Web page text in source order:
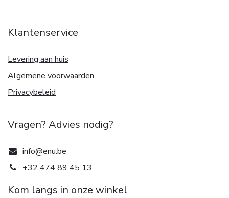
Klantenservice
Levering aan huis
Algemene voorwaarden
Privacybeleid
Vragen? Advies nodig?
info@enu.be
+32 474 89 45 13
Kom langs in onze winkel